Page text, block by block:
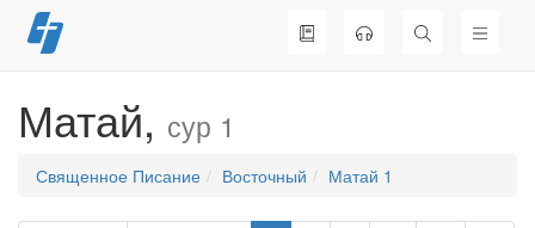
Перейти
к
Матай, сур 1
Священное Писание Восточный Матай 1